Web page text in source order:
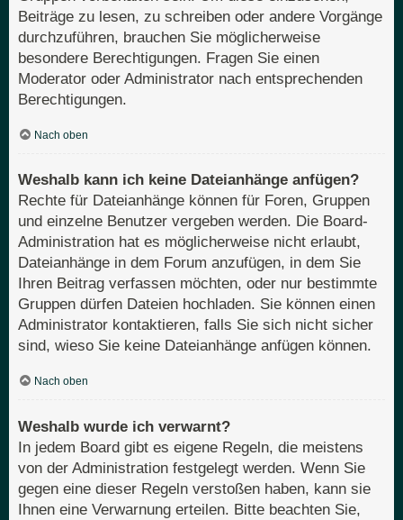
Beiträge zu lesen, zu schreiben oder andere Vorgänge
durchzuführen, brauchen Sie möglicherweise
besondere Berechtigungen. Fragen Sie einen
Moderator oder Administrator nach entsprechenden
Berechtigungen.
Nach oben
Weshalb kann ich keine Dateianhänge anfügen?
Rechte für Dateianhänge können für Foren, Gruppen
und einzelne Benutzer vergeben werden. Die Board-
Administration hat es möglicherweise nicht erlaubt,
Dateianhänge in dem Forum anzufügen, in dem Sie
Ihren Beitrag verfassen möchten, oder nur bestimmte
Gruppen dürfen Dateien hochladen. Sie können einen
Administrator kontaktieren, falls Sie sich nicht sicher
sind, wieso Sie keine Dateianhänge anfügen können.
Nach oben
Weshalb wurde ich verwarnt?
In jedem Board gibt es eigene Regeln, die meistens
von der Administration festgelegt werden. Wenn Sie
gegen eine dieser Regeln verstoßen haben, kann sie
Ihnen eine Verwarnung erteilen. Bitte beachten Sie,